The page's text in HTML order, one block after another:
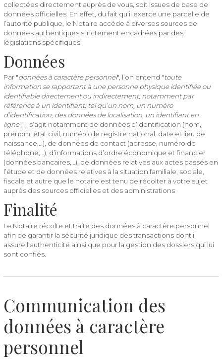
collectées directement auprès de vous, soit issues de base de
données officielles. En effet, du fait qu’il exerce une parcelle de
l’autorité publique, le Notaire accède à diverses sources de
données authentiques strictement encadrées par des
législations spécifiques.
Données
Par "données à caractère personnel", l’on entend "toute
information se rapportant à une personne physique identifiée ou
identifiable directement ou indirectement, notamment par
référence à un identifiant, tel qu’un nom, un numéro
d’identification, des données de localisation, un identifiant en
ligne". Il s’agit notamment de données d’identification (nom,
prénom, état civil, numéro de registre national, date et lieu de
naissance,…), de données de contact (adresse, numéro de
téléphone,…), d’informations d’ordre économique et financier
(données bancaires,…), de données relatives aux actes passés en
l’étude et de données relatives à la situation familiale, sociale,
fiscale et autre que le notaire est tenu de récolter à votre sujet
auprès des sources officielles et des administrations
Finalité
Le Notaire récolte et traite des données à caractère personnel
afin de garantir la sécurité juridique des transactions dont il
assure l’authenticité ainsi que pour la gestion des dossiers qui lui
sont confiés.
Communication des
données à caractère
personnel